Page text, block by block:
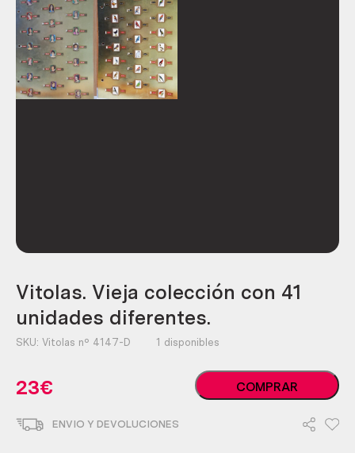
Vitolas. Vieja colección con 41
unidades diferentes.
SKU: Vitolas nº 4147-D 1 disponibles
23€
Vitolas.
Vieja
COMPRAR
ENVIO Y DEVOLUCIONES